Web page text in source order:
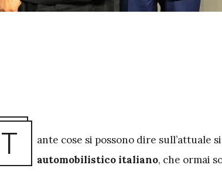
ante cose si possono dire sull’attuale
automobilistico italiano, che ormai